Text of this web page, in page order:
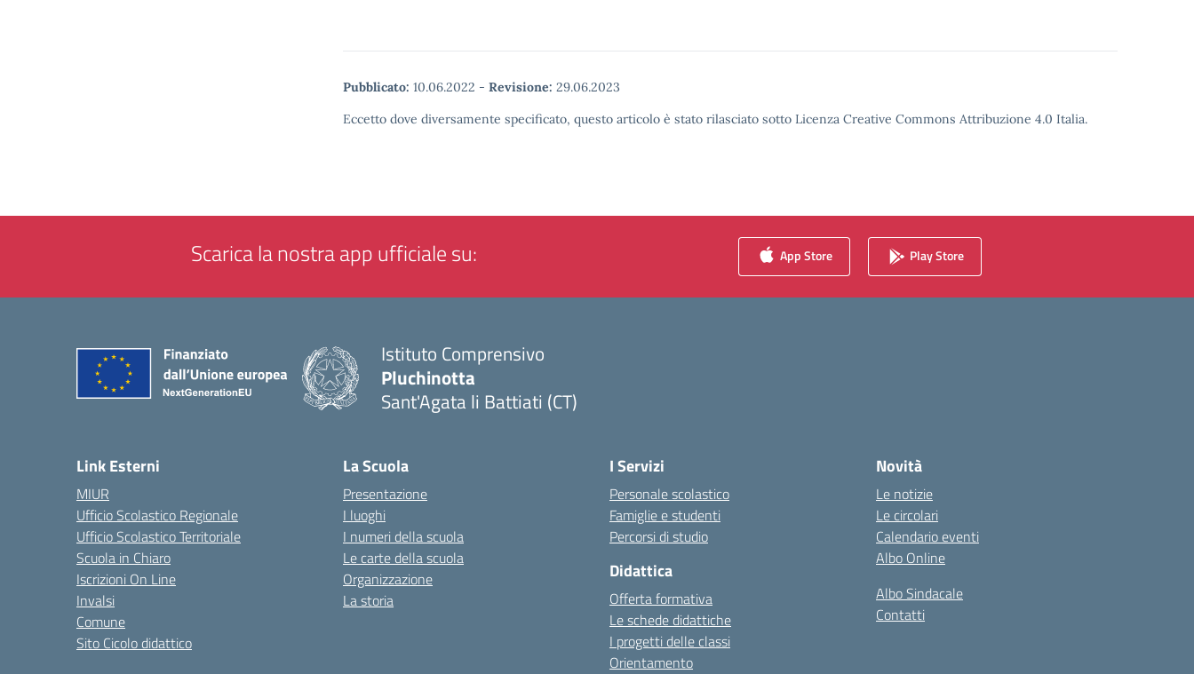
Pubblicato: 10.06.2022 - Revisione: 29.06.2023
Eccetto dove diversamente specificato, questo articolo è stato rilasciato sotto Licenza Creative Commons Attribuzione 4.0 Italia.
Scarica la nostra app ufficiale su: App Store Play Store
Istituto Comprensivo
Pluchinotta
Sant'Agata li Battiati (CT)
Link Esterni
MIUR
Ufficio Scolastico Regionale
Ufficio Scolastico Territoriale
Scuola in Chiaro
Iscrizioni On Line
Invalsi
Comune
Sito Cicolo didattico
La Scuola
Presentazione
I luoghi
I numeri della scuola
Le carte della scuola
Organizzazione
La storia
I Servizi
Personale scolastico
Famiglie e studenti
Percorsi di studio
Didattica
Offerta formativa
Le schede didattiche
I progetti delle classi
Orientamento
Novità
Le notizie
Le circolari
Calendario eventi
Albo Online
Albo Sindacale
Contatti